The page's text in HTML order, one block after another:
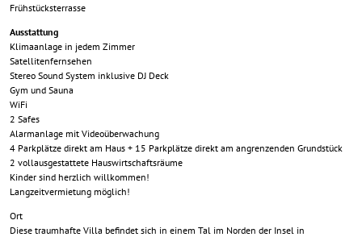
Frühstücksterrasse
Ausstattung
Klimaanlage in jedem Zimmer
Satellitenfernsehen
Stereo Sound System inklusive DJ Deck
Gym und Sauna
WiFi
2 Safes
Alarmanlage mit Videoüberwachung
4 Parkplätze direkt am Haus + 15 Parkplätze direkt am angrenzenden Grundstück
2 vollausgestattete Hauswirtschaftsräume
Kinder sind herzlich willkommen!
Langzeitvermietung möglich!
Ort
Diese traumhafte Villa befindet sich in einem Tal im Norden der Insel in